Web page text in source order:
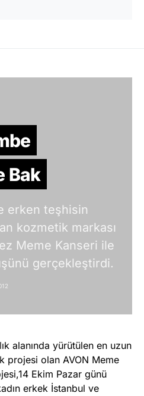
Bak
erken teşhisin
kozmetik markası
Meme Kanseri ile
gerçekleştirdi.
alanında yürütülen en uzun
projesi olan AVON Meme
Ekim Pazar günü
erkek İstanbul ve